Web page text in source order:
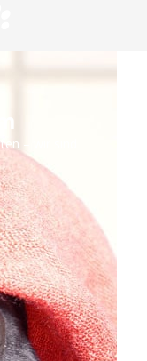
– wir sind